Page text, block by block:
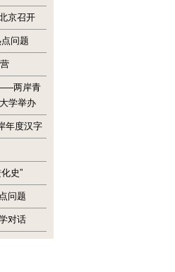
京召开
问题
两岸青
学举办
年度汉字
史”
问题
对话